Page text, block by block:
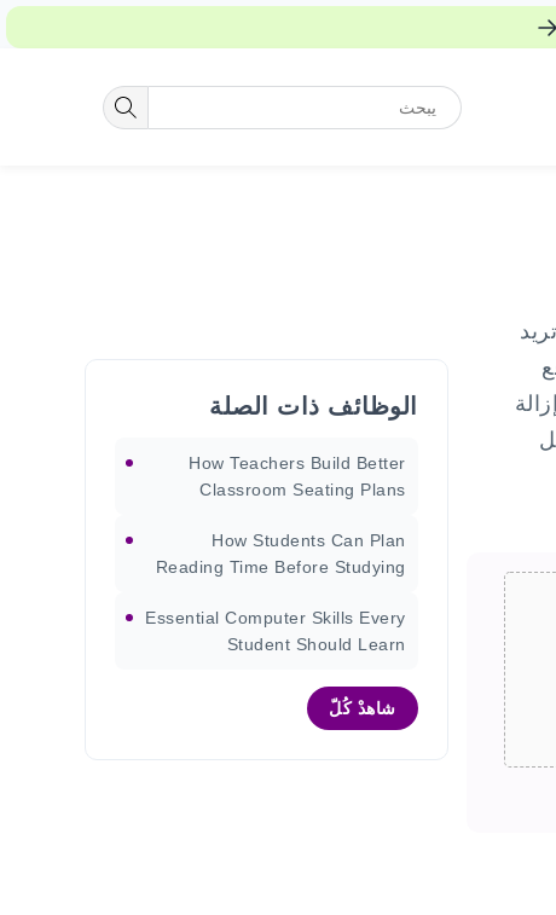
الوظائف ذات الصلة
How Teachers Build Better
Classroom Seating Plans
How Students Can Plan
Reading Time Before Studying
Essential Computer Skills Every
Student Should Learn
شاهدْ كُلّ